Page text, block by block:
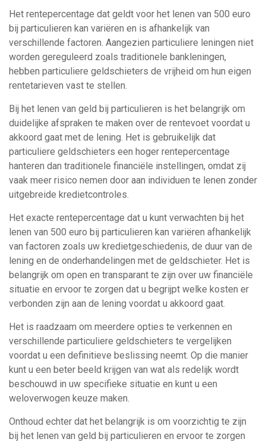
Het rentepercentage dat geldt voor het lenen van 500 euro
bij particulieren kan variëren en is afhankelijk van
verschillende factoren. Aangezien particuliere leningen niet
worden gereguleerd zoals traditionele bankleningen,
hebben particuliere geldschieters de vrijheid om hun eigen
rentetarieven vast te stellen.
Bij het lenen van geld bij particulieren is het belangrijk om
duidelijke afspraken te maken over de rentevoet voordat u
akkoord gaat met de lening. Het is gebruikelijk dat
particuliere geldschieters een hoger rentepercentage
hanteren dan traditionele financiële instellingen, omdat zij
vaak meer risico nemen door aan individuen te lenen zonder
uitgebreide kredietcontroles.
Het exacte rentepercentage dat u kunt verwachten bij het
lenen van 500 euro bij particulieren kan variëren afhankelijk
van factoren zoals uw kredietgeschiedenis, de duur van de
lening en de onderhandelingen met de geldschieter. Het is
belangrijk om open en transparant te zijn over uw financiële
situatie en ervoor te zorgen dat u begrijpt welke kosten er
verbonden zijn aan de lening voordat u akkoord gaat.
Het is raadzaam om meerdere opties te verkennen en
verschillende particuliere geldschieters te vergelijken
voordat u een definitieve beslissing neemt. Op die manier
kunt u een beter beeld krijgen van wat als redelijk wordt
beschouwd in uw specifieke situatie en kunt u een
weloverwogen keuze maken.
Onthoud echter dat het belangrijk is om voorzichtig te zijn
bij het lenen van geld bij particulieren en ervoor te zorgen